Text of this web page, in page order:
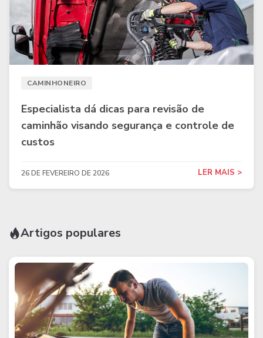
CAMINHONEIRO
Especialista dá dicas para revisão de
caminhão visando segurança e controle de
custos
26 DE FEVEREIRO DE 2026 LER MAIS >
Artigos populares